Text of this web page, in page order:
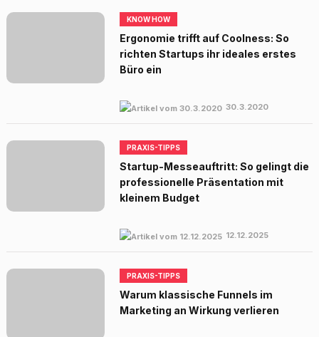
KNOW HOW
Ergonomie trifft auf Coolness: So
richten Startups ihr ideales erstes
Büro ein
30.3.2020
PRAXIS-TIPPS
Startup-Messeauftritt: So gelingt die
professionelle Präsentation mit
kleinem Budget
12.12.2025
PRAXIS-TIPPS
Warum klassische Funnels im
Marketing an Wirkung verlieren